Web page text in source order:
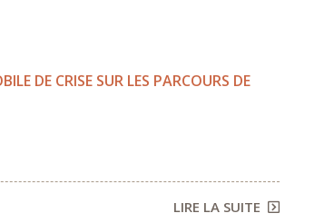
DE CRISE SUR LES PARCOURS DE
LIRE LA SUITE